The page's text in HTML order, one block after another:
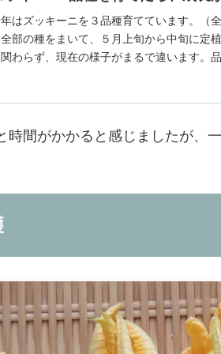
はズッキーニを３品種育てています。（
部の種をまいて、５月上旬から中旬に定
関わらず、現在の様子がまるで違います。
時間がかかると感じましたが、